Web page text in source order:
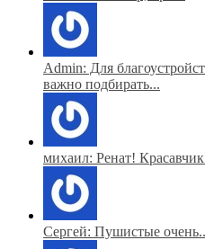
Admin: Для
важно подбирать...
михаил: Ренат!
Сергей: Пушистые